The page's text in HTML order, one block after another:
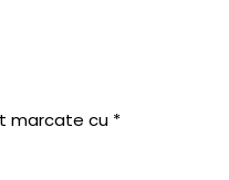
marcate cu *